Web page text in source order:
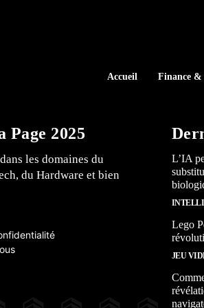
Accueil Finance &
Page 2025
les domaines du
du Hardware et bien
L’IA
Lego
JEU